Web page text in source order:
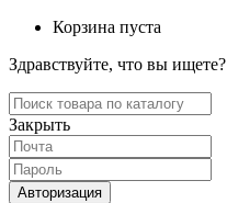
Корзина пуста
Здравствуйте, что вы ищете?
Закрыть
Авторизация